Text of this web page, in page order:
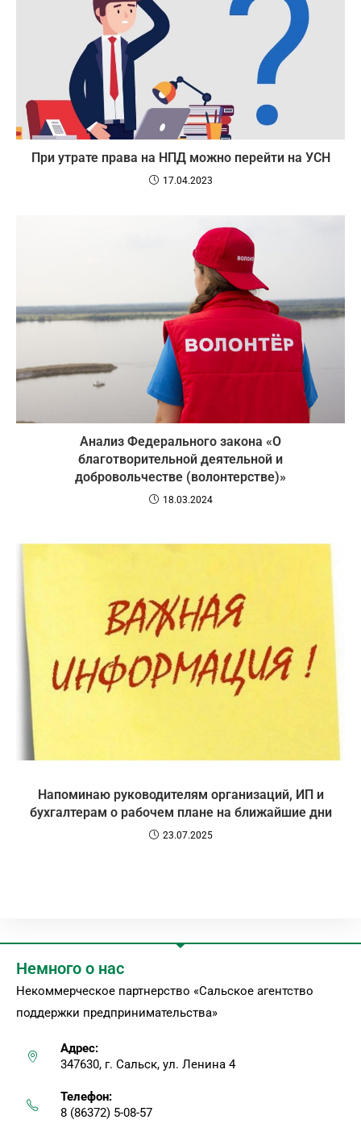
При утрате права на НПД можно перейти на УСН
17.04.2023
Анализ Федерального закона «О
благотворительной деятельной и
добровольчестве (волонтерстве)»
18.03.2024
Напоминаю руководителям организаций, ИП и
бухгалтерам о рабочем плане на ближайшие дни
23.07.2025
Немного о нас
Некоммерческое партнерство «Сальское агентство
поддержки предпринимательства»
Адрес:
347630, г. Сальск, ул. Ленина 4
Телефон:
8 (86372) 5-08-57